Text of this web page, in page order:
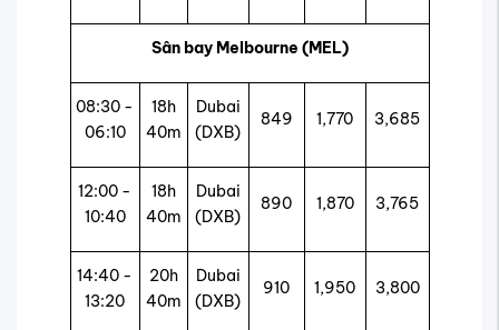
Sân bay Melbourne (MEL)
08:30 -
06:10
18h
40m
Dubai
(DXB)
849 1,770 3,685
12:00 -
10:40
18h
40m
Dubai
(DXB)
890 1,870 3,765
14:40 -
13:20
20h
40m
Dubai
(DXB)
910 1,950 3,800